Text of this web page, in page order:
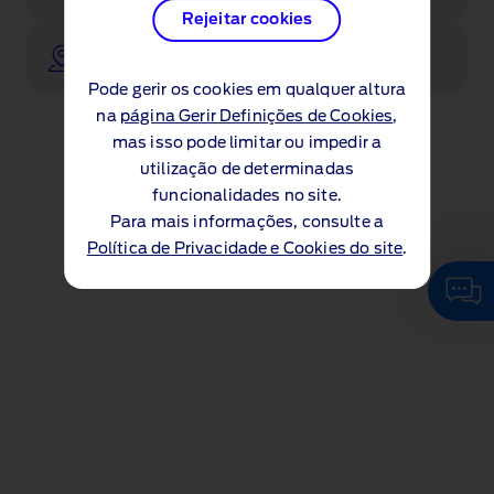
Rejeitar cookies
Pode gerir os cookies em qualquer altura
na página Gerir Definições de Cookies,
mas isso pode limitar ou impedir a
utilização de determinadas
funcionalidades no site.
Para mais informações, consulte a
Política de Privacidade e Cookies do site.